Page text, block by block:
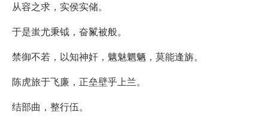
从容之求，实侯实储。
于是蚩尤秉钺，奋鬣被般。
禁御不若，以知神奸，魑魅魍魉，莫能逢旃。
陈虎旅于飞廉，正垒壁乎上兰。
结部曲，整行伍。